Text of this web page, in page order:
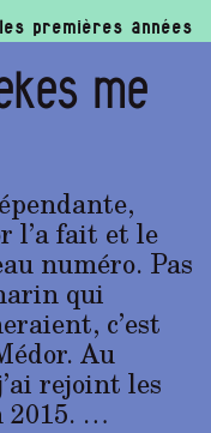
premières années
me
l’a fait et le
numéro. Pas
qui
c’est
Au
rejoint les
2015. …